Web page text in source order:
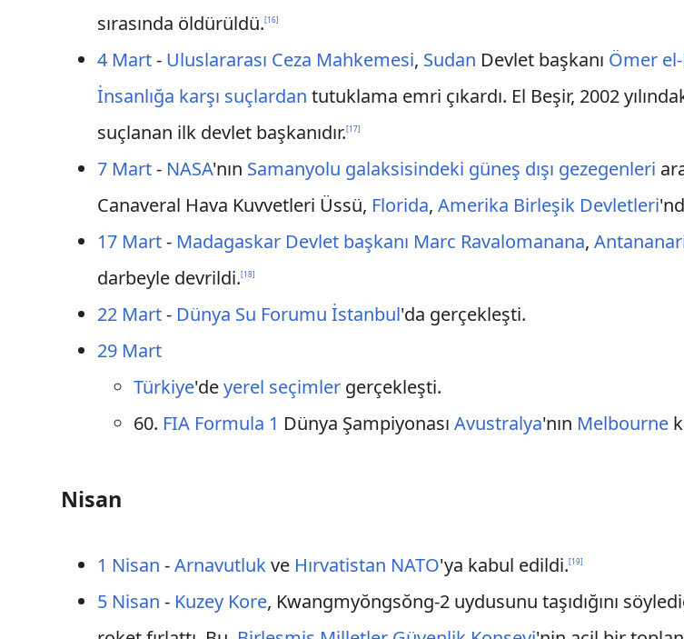
sırasında öldürüldü.[16]
4 Mart- Uluslararası Ceza Mahkemesi, Sudan Devlet başkanı Ömer
İnsanlığa karşı suçlardan tutuklama emri çıkardı. El Beşir, 2002
suçlanan ilk devlet başkanıdır.[17]
7 Mart- NASA'nın Samanyolu galaksisindeki güneş dışı gezegenleri
Canaveral Hava Kuvvetleri Üssü, Florida,Amerika Birleşik Devletleri
17 Mart- Madagaskar Devlet başkanı Marc Ravalomanana,
darbeyle devrildi.[18]
22 Mart- Dünya Su Forumu İstanbul'da gerçekleşti.
29 Mart
Türkiye'deyerel seçimler gerçekleşti.
60. FIA Formula 1 Dünya ŞampiyonasıAvustralya'nın Melbourne
Nisan
1 Nisan -Arnavutlukve Hırvatistan NATO'ya kabul edildi.[19]
5 Nisan - Kuzey Kore, Kwangmyŏngsŏng-2 uydusunu taşıdığını